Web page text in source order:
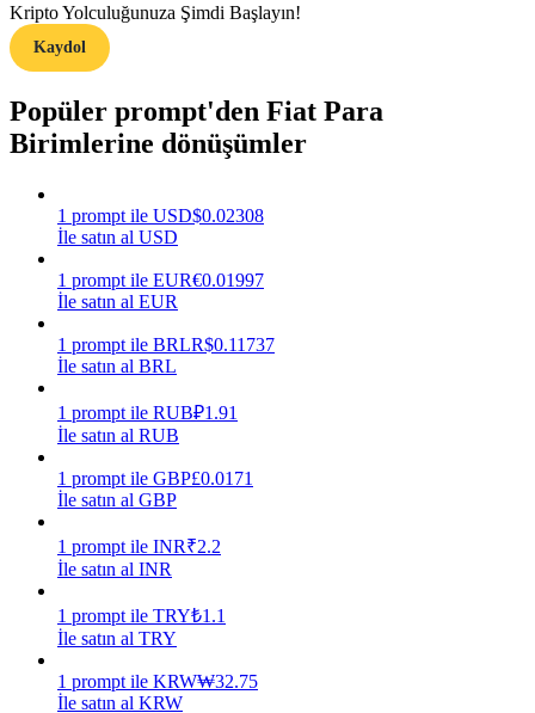
Nasıl kârlı kalabileceğinizi öğrenin
Kazan
Power Piggy
Günlük rekabetçi ödüller kazanın
Kripto Yolculuğunuza Şimdi Başlayın!
Kaydol
Popüler prompt'den Fiat Para
Birimlerine dönüşümler
1 prompt ile USD$0.02308
İle satın al USD
1 prompt ile EUR€0.01997
İle satın al EUR
1 prompt ile BRLR$0.11737
İle satın al BRL
1 prompt ile RUB₽1.91
İle satın al RUB
1 prompt ile GBP£0.0171
İle satın al GBP
1 prompt ile INR₹2.2
İle satın al INR
1 prompt ile TRY₺1.1
İle satın al TRY
1 prompt ile KRW₩32.75
İle satın al KRW